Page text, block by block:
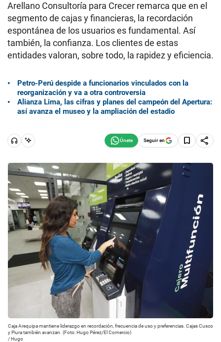
Arellano Consultoría para Crecer remarca que en el
segmento de cajas y financieras, la recordación
espontánea de los usuarios es fundamental. Así
también, la confianza. Los clientes de estas
entidades valoran, sobre todo, la rapidez y eficiencia.
Petro-Perú despide a funcionarios vinculados con la
reorganización y va a otra controversia
Alianza Lima, las cifras y planes del campeón del Apertura:
así avanza el museo y la ampliación del estadio
Seguir en
Caja Arequipa mantiene liderazgo en recordación, frecuencia de uso y preferencias. Cajas Cusco
y Piura también avanzan. (Foto: Hugo Pérez/El Comercio)
/Hugo